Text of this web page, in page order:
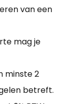
van een
mag je
minste 2
betreft.